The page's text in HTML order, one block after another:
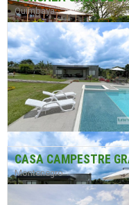
Quimbaya
CASA CAMPESTRE
Montenegro